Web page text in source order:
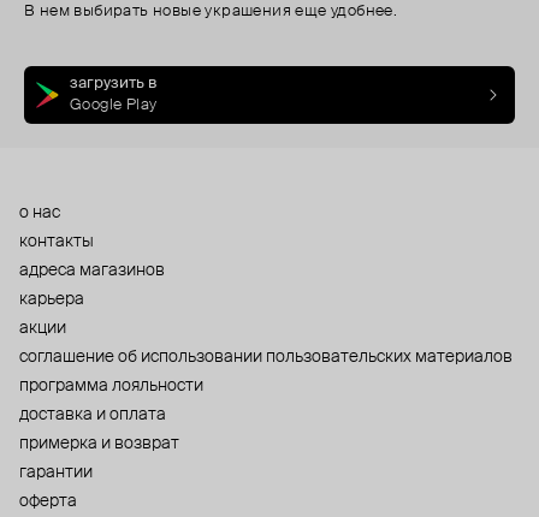
В нем выбирать новые украшения еще удобнее.
загрузить в
Google Play
о нас
контакты
адреса магазинов
карьера
акции
cоглашение об использовании пользовательских материалов
программа лояльности
доставка и оплата
примерка и возврат
гарантии
оферта